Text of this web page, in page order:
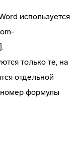
используется
только те, на
отдельной
номер формулы